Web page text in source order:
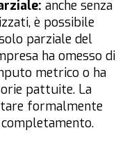
anche senza
è possibile
parziale del
ha omesso di
metrico o ha
pattuite. La
formalmente